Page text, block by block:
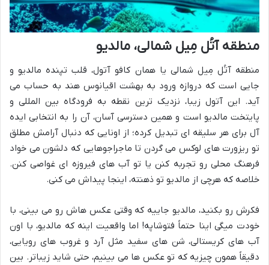
منطقه آتُل مِیل شمالی، مالدیو
منطقه آتُل مِیل شمالی یا همان کافو آتول، قلب تپنده مالدیو و
جایی است که دروازه ورود به بهشت اقیانوس هند به حساب می
آید. این آتول زیبا، نزدیک ترین نقطه به فرودگاه بین المللی و
پایتخت مالدیو است و همین دسترسی آسان، آن را به انتخابی ایده
آل برای هر سلیقه ای تبدیل کرده؛ از اونایی که دنبال آرامش مطلق
تو ریزورت های لوکس می گردن تا ماجراجوهایی که دلشون می خواد
فرهنگ محلی رو تجربه کنن یا تو آب های فیروزه ای غواصی کنن.
خلاصه که هرچی از مالدیو تو ذهنته، اینجا پیداش می کنی.
فکرش رو بکنید، مالدیو جاییه که وقتی عکس هاش رو می بینی، با
خودت میگی اینا حتماً فتوشاپه! اما واقعیت اینه که مالدیو، با اون
آب های کریستالی، شن های سفید مثل آرد و غروب های رویایی،
دقیقاً همون چیزیه که تو عکس ها می بینیم، حتی شاید زیباتر. بین